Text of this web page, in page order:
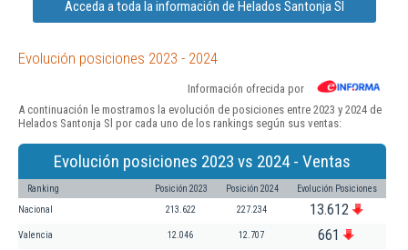
Acceda a toda la información de Helados Santonja Sl
Evolución posiciones 2023 - 2024
Información ofrecida por
A continuación le mostramos la evolución de posiciones entre 2023 y 2024 de
Helados Santonja Sl por cada uno de los rankings según sus ventas:
Evolución posiciones 2023 vs 2024 - Ventas
Ranking Posición 2023 Posición 2024 Evolución Posiciones
Nacional 213.622 227.234 13.612
Valencia 12.046 12.707 661